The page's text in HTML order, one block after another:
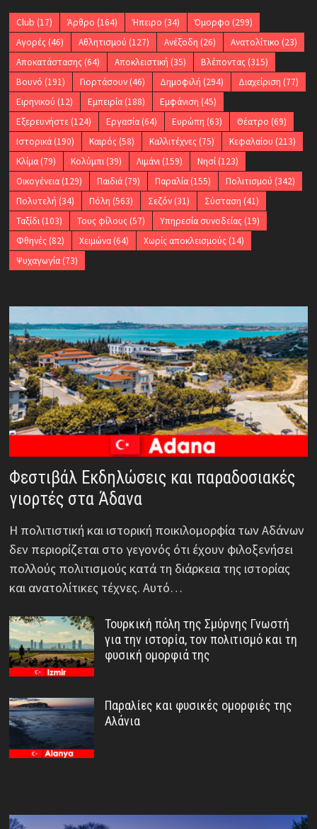
Club (17) Άρθρο (164) Ήπειρο (34) Όμορφο (299)
Αγορές (46) Αθλητισμού (127) Ανέξοδη (26) Ανατολίτικο (23)
Αποκατάστασης (64) Αποκλειστική (35) Βλέποντας (315)
Βουνό (191) Γιορτάσουν(46) Δημοφιλή (294) Διαχείριση (77)
Ειρηνικού (12) Εμπειρία(188) Εμφάνιση (45)
Εξερευνήστε(124) Εργασία(64) Ευρώπη (63) Θέατρο (69)
Ιστορικά(190) Καιρός (58) Καλλιτέχνες (75) Κεφαλαίου (213)
Κλίμα(79) Κολύμπι(39) Λιμάνι(159) Νησί(123)
Οικογένεια(129) Παιδιά(79) Παραλία(155) Πολιτισμού (342)
Πολυτελή (34) Πόλη (563) Σεζόν(31) Σύσταση (41)
Ταξίδι(103) Τους φίλους (57) Υπηρεσία συνοδείας (19)
Φθηνές (82) Χειμώνα(64) Χωρίς αποκλεισμούς (14)
Ψυχαγωγία(73)
Φεστιβάλ Εκδηλώσεις και παραδοσιακές
γιορτές στα Άδανα
Η πολιτιστική και ιστορική ποικιλομορφία των Αδάνων
δεν περιορίζεται στο γεγονός ότι έχουν φιλοξενήσει
πολλούς πολιτισμούς κατά τη διάρκεια της ιστορίας
και ανατολίτικες τέχνες. Αυτό…
Τουρκική πόλη της Σμύρνης Γνωστή
για την ιστορία, τον πολιτισμό και τη
φυσική ομορφιά της
Παραλίες και φυσικές ομορφιές της
Αλάνια